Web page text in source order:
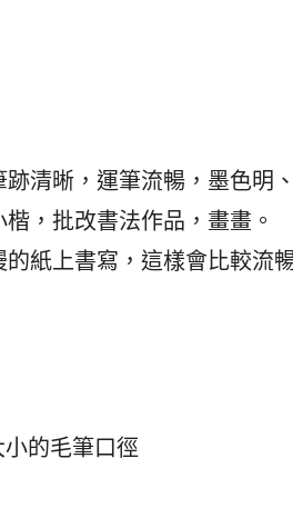
清晰，運筆流暢，墨色明
，批改書法作品，畫畫。
的紙上書寫，這樣會比較流
的毛筆口徑